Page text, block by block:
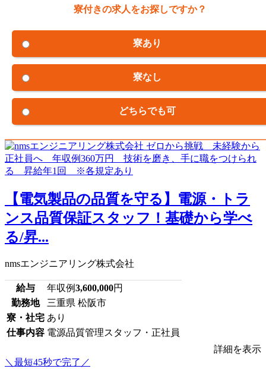
寮付きの求人をお探しですか？
寮あり
寮なし
どちらでも可
【電気製品の品質を守る】電源・トラ
ンス品質保証スタッフ！基礎から学べ
る/昇...
nmsエンジニアリング株式会社
給与 年収例3,600,000円
勤務地
三重県 松阪市
寮・社宅 あり
仕事内容 電源品質管理スタッフ・正社員
詳細を表示
＼最短45秒で完了／